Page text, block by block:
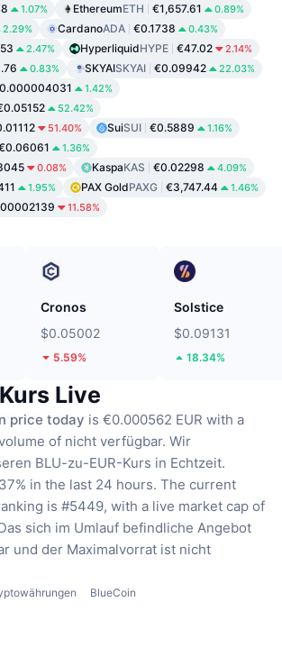
1.07% EthereumETH €1,657.61 0.89%
2.29% CardanoADA €0.1738 0.43%
2.47% HyperliquidHYPE €47.02 2.14%
0.83% SKYAISKYAI €0.09942 22.03%
1.42%
52.42%
51.40% SuiSUI €0.5889 1.16%
1.36%
0.08% KaspaKAS €0.02298 4.09%
1.95% PAX GoldPAXG €3,747.44 1.46%
11.58%
Cronos
$0.05002
5.59%
Solstice
$0.09131
18.34%
Live
price today is €0.000562 EUR with a
of nicht verfügbar. Wir
BLU-zu-EUR-Kurs in Echtzeit.
in the last 24 hours. The current
is #5449, with a live market cap of
sich im Umlauf befindliche Angebot
und der Maximalvorrat ist nicht
BlueCoin